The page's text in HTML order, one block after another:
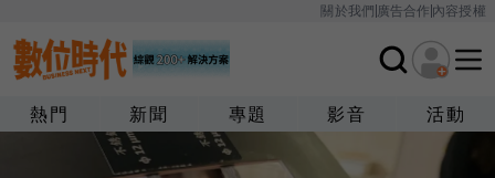
關於我們廣告合作內容授權
熱門 新聞 專題 影音 活動